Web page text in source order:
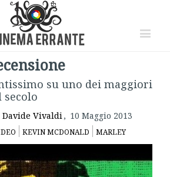
su uno dei maggiori
secolo
Davide Vivaldi, 10 Maggio 2013
KEVIN MCDONALD MARLEY